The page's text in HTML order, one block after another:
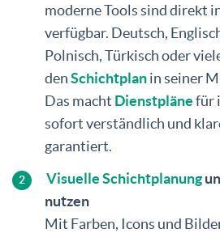
moderne Tools sind direkt
verfügbar. Deutsch,
Polnisch, Türkisch oder
denSchichtplanin seiner
Das macht Dienstplänefür
sofort verständlich und
garantiert.
Visuelle Schichtplanung
nutzen
Mit Farben, Icons und